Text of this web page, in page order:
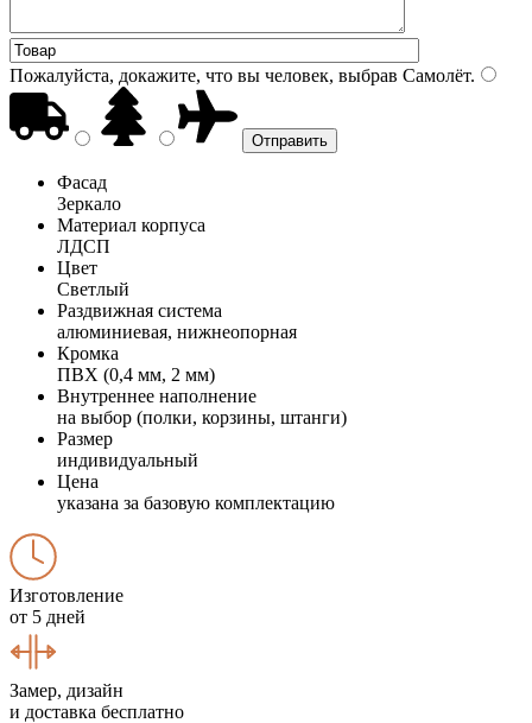
Пожалуйста, докажите, что вы человек, выбрав Самолёт.
Фасад
Зеркало
Материал корпуса
ЛДСП
Цвет
Светлый
Раздвижная система
алюминиевая, нижнеопорная
Кромка
ПВХ (0,4 мм, 2 мм)
Внутреннее наполнение
на выбор (полки, корзины, штанги)
Размер
индивидуальный
Цена
указана за базовую комплектацию
Изготовление
от 5 дней
Замер, дизайн
и доставка бесплатно